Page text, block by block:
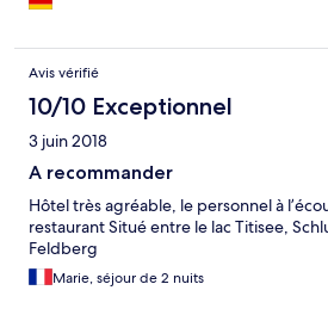
Avis vérifié
10/10 Exceptionnel
3 juin 2018
A recommander
Hôtel très agréable, le personnel à
restaurant Situé entre le lac Titisee,
Feldberg
Marie, séjour de 2 nuits